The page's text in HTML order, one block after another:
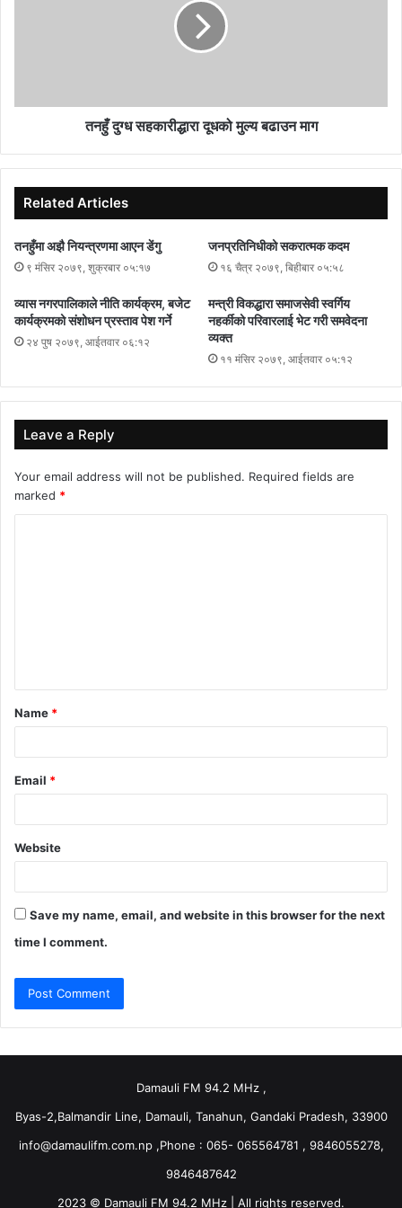
अर्थोपेडिक सर्जन डा. जनिथलाल सिंहमाथि राष्ट्रपतिको सवारीका बेला प्रहरीले
लाठीचार्ज गरी घाइते बनाएको भन्दै सो घटनाप्रति गम्भीर ध्यानाकर्षण भएको
ढिला भएर केही फरक पर्दैनथ्यो तर चिकित्सक ढिलो भएमा विरामीको ज्यानै जान
सक्ने थियो । २०७९ माघ २७ गते नेपाल चिकित्सक सङ्घका आजीवन सदस्य
अन्य चिकित्सक तथा स्वास्थ्यकर्मीमाथि प्रहरीले लाठीचार्ज गरी घाइते बनाएको
घटनप्रति माफी माग्नु पर्दछ ।
तनहुँ दुग्ध सहकारीद्धारा दूधको मुल्य बढाउन माग
Related Articles
तनहुँमा अझै नियन्त्रणमा आएन डेंगु
९ मंसिर २०७९, शुक्रबार ०५:१७
जनप्रतिनिधीको सकरात्मक कदम
१६ चैत्र २०७९, बिहीबार ०५:५८
व्यास नगरपालिकाले नीति कार्यक्रम, बजेट
कार्यक्रमको संशोधन प्रस्ताव पेश गर्ने
२४ पुष २०७९, आईतवार ०६:१२
मन्त्री विकद्धारा समाजसेवी स्वर्गिय
नहर्कीको परिवारलाई भेट गरी समवेदना
व्यक्त
११ मंसिर २०७९, आईतवार ०५:१२
Leave a Reply
Your email address will not be published. Required fields are
marked *
t
*
Name *
Email *
Website
Save my name, email, and website in this browser for the next
time I comment.
Damauli FM 94.2 MHz ,
Byas-2,Balmandir Line, Damauli, Tanahun, Gandaki Pradesh, 33900
info@damaulifm.com.np,Phone : 065- 065564781 , 9846055278,
9846487642
2023 © Damauli FM 94.2 MHz | All rights reserved.